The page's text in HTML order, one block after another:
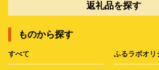
返礼品を探す
ものから探す
すべて ふるラボオリ